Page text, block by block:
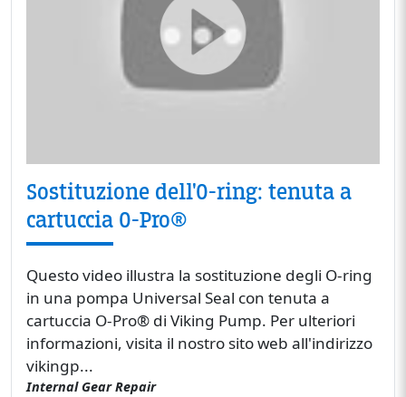
Sostituzione dell'O-ring: tenuta a
cartuccia O-Pro®
Questo video illustra la sostituzione degli O-ring
in una pompa Universal Seal con tenuta a
cartuccia O-Pro® di Viking Pump. Per ulteriori
informazioni, visita il nostro sito web all'indirizzo
vikingp...
Internal Gear Repair